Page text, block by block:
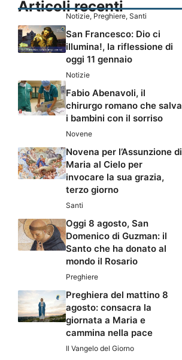
Articoli recenti
Notizie, Preghiere, Santi
San Francesco: Dio ci
illumina!, la riflessione di
oggi 11 gennaio
Notizie
Fabio Abenavoli, il
chirurgo romano che salva
i bambini con il sorriso
Novene
Novena per l’Assunzione di
Maria al Cielo per
invocare la sua grazia,
terzo giorno
Santi
Oggi 8 agosto, San
Domenico di Guzman: il
Santo che ha donato al
mondo il Rosario
Preghiere
Preghiera del mattino 8
agosto: consacra la
giornata a Maria e
cammina nella pace
Il Vangelo del Giorno